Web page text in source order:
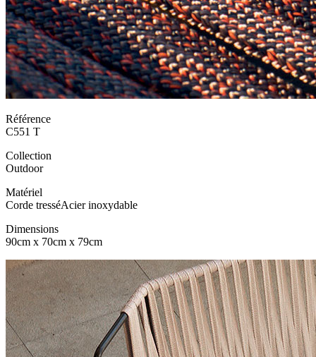
Référence
C551 T
Collection
Outdoor
Matériel
Corde tresséAcier inoxydable
Dimensions
90cm x 70cm x 79cm